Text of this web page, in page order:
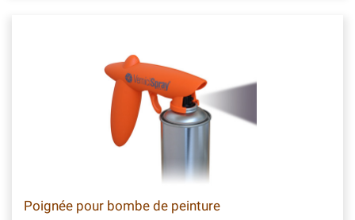
Poignée pour bombe de peinture